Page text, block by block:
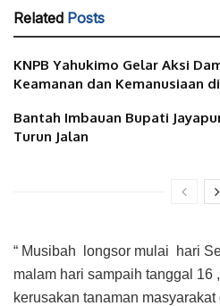
Related Posts
KNPB Yahukimo Gelar Aksi
Keamanan dan Kemanusiaan
Bantah Imbauan Bupati
Turun Jalan
“ Musibah longsor mulai hari
malam hari sampaih tanggal 16
kerusakan tanaman